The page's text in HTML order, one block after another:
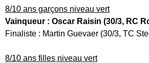
8/10 ans garçons niveau vert
Vainqueur : Oscar Raisin (30/3, RC
Finaliste : Martin Guevaer (30/3, TC
8/10 ans filles niveau vert